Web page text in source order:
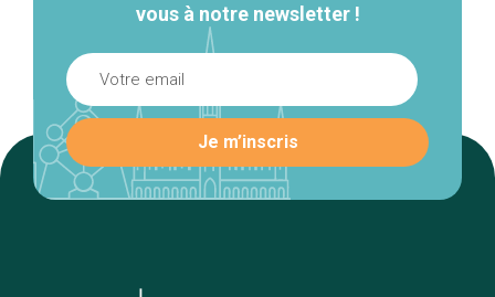
vous à notre newsletter !